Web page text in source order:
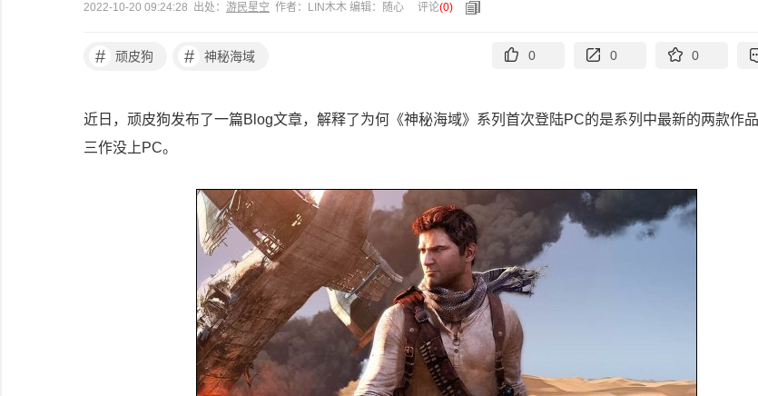
2022-10-20 09:24:28 出处： 游民星空 作者：LIN木木 编辑：随心 评论(0)
# 顽皮狗 # 神秘海域 0 0 0
近日，顽皮狗发布了一篇Blog文章，解释了为何《神秘海域》系列首次登陆PC的是系列中最新的两款作
三作没上PC。